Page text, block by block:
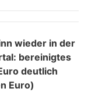
wieder in der
bereinigtes
deutlich
Euro)